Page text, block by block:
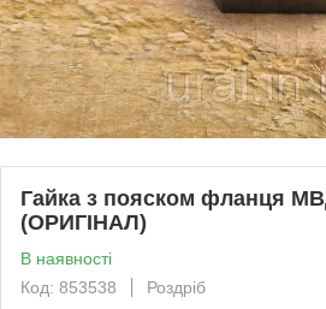
Гайка з пояском фланця
(ОРИГІНАЛ)
В наявності
Код: 853538
Роздріб